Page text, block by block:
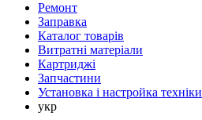
Ремонт
Заправка
Каталог товарів
Витратні матеріали
Картриджі
Запчастини
Установка і настройка техніки
укр